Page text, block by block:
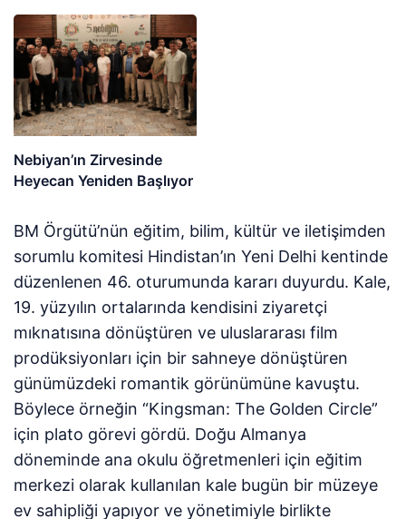
Nebiyan’ın Zirvesinde
Heyecan Yeniden Başlıyor
BM Örgütü’nün eğitim, bilim, kültür ve iletişimden
sorumlu komitesi Hindistan’ın Yeni Delhi kentinde
düzenlenen 46. oturumunda kararı duyurdu. Kale,
19. yüzyılın ortalarında kendisini ziyaretçi
mıknatısına dönüştüren ve uluslararası film
prodüksiyonları için bir sahneye dönüştüren
günümüzdeki romantik görünümüne kavuştu.
Böylece örneğin “Kingsman: The Golden Circle”
için plato görevi gördü. Doğu Almanya
döneminde ana okulu öğretmenleri için eğitim
merkezi olarak kullanılan kale bugün bir müzeye
ev sahipliği yapıyor ve yönetimiyle birlikte